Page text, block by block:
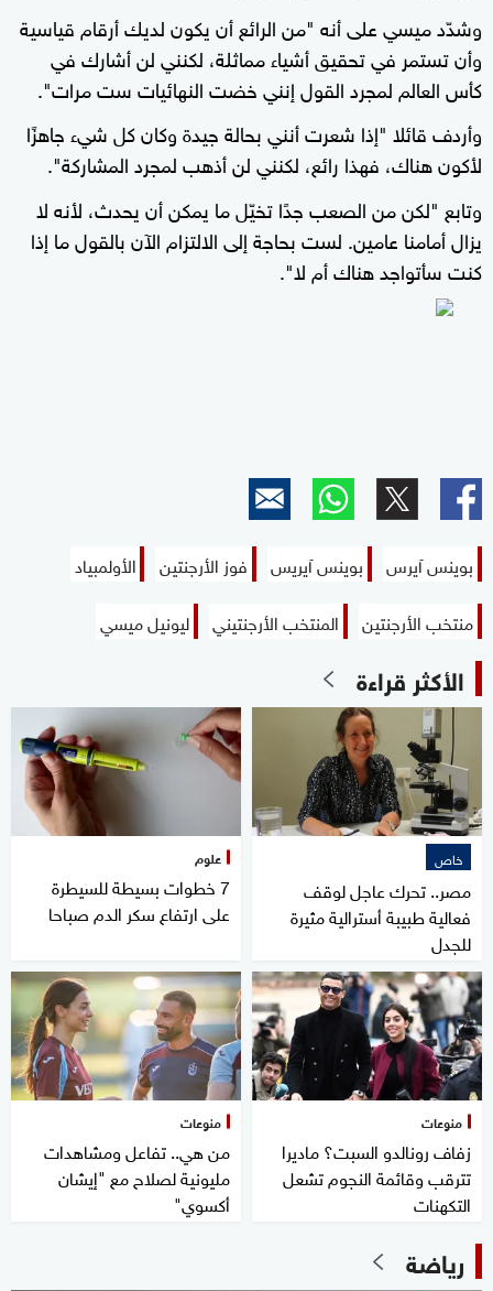
وشدّد ميسي على أنه "من الرائع أن يكون لديك أرقام قياسية
وأن تستمر في تحقيق أشياء مماثلة، لكنني لن أشارك في
كأس العالم لمجرد القول إنني خضت النهائيات ست مرات".
وأردف قائلا "إذا شعرت أنني بحالة جيدة وكان كل شيء جاهزًا
لأكون هناك، فهذا رائع، لكنني لن أذهب لمجرد المشاركة".
وتابع "لكن من الصعب جدًا تخيّل ما يمكن أن يحدث، لأنه لا
يزال أمامنا عامين. لست بحاجة إلى الالتزام الآن بالقول ما إذا
كنت سأتواجد هناك أم لا".
بوينس آيرس بوينس آيريس فوز الأرجنتين
الأولمبياد
منتخب الأرجنتين
المنتخب الأرجنتيني ليونيل ميسي
الأكثر قراءة
خاص
مصر.. تحرك عاجل لوقف
فعالية طبيبة أسترالية مثيرة
للجدل
علوم
7 خطوات بسيطة للسيطرة
على ارتفاع سكر الدم صباحا
منوعات
زفاف رونالدو السبت؟ ماديرا
تترقب وقائمة النجوم تشعل
التكهنات
منوعات
من هي.. تفاعل ومشاهدات
مليونية لصلاح مع "إيشان
أكسوي"
رياضة